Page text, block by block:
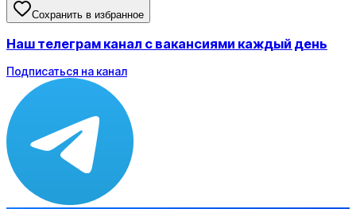
Сохранить в избранное
Наш телеграм канал с вакансиями каждый день
Подписаться на канал